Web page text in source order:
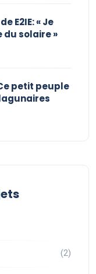
E2IE: « Je
du solaire »
petit peuple
(2)